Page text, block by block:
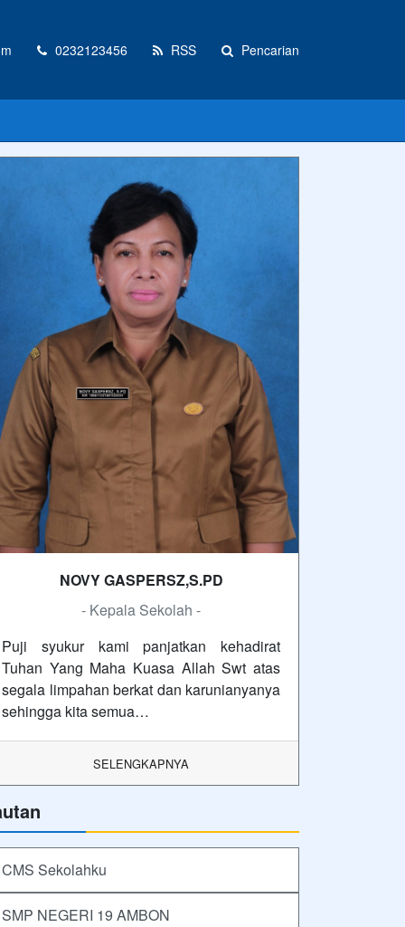
0232123456 RSS Pencarian
NOVY GASPERSZ,S.PD
- Kepala Sekolah -
Puji syukur kami panjatkan kehadirat
Tuhan Yang Maha Kuasa Allah Swt atas
segala limpahan berkat dan karunianyanya
sehingga kita semua…
SELENGKAPNYA
CMS Sekolahku
SMP NEGERI 19 AMBON